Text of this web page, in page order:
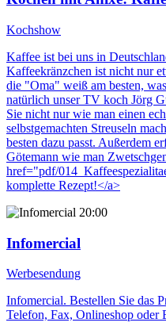
Kochshow
Kaffee ist bei uns in
Kaffeekränzchen ist nicht nur
die "Oma" weiß am besten,
natürlich unser TV koch Jörg
Sie nicht nur wie man einen
selbstgemachten Streuseln
besten dazu passt. Außerdem
Götemann wie man
href="pdf/
komplette Rezept!</a>
20:00
Infomercial
Werbesendung
Infomercial. Bestellen Sie das
Telefon, Fax, Onlineshop oder